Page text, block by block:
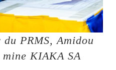
PRMS, Amidou
KIAKA SA